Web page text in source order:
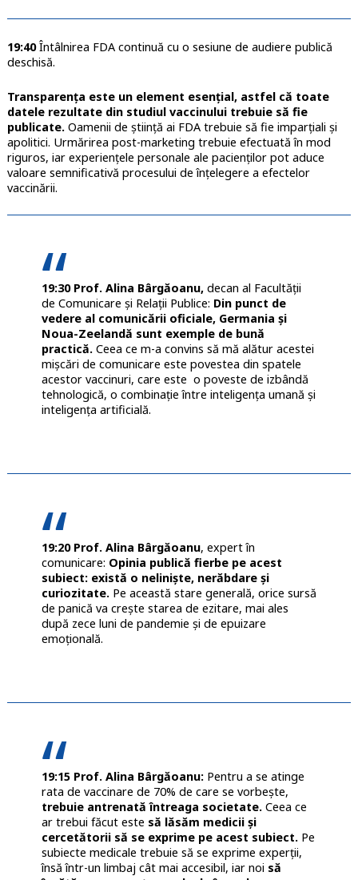
19:40Întâlnirea FDA continuă cu o sesiune de audiere publică
deschisă.
Transparența este un element esențial, astfel că toate
datele rezultate din studiul vaccinului trebuie să fie
publicate.Oamenii de știință ai FDA trebuie să fie imparțiali și
apolitici. Urmărirea post-marketing trebuie efectuată în mod
riguros, iar experiențele personale ale pacienților pot aduce
valoare semnificativă procesului de înțelegere a efectelor
vaccinării.
19:30 Prof. Alina Bârgăoanu,decan al Facultăţii
de Comunicare şi Relaţii Publice: Din punct de
vedere al comunicării oficiale, Germania și
Noua-Zeelandă sunt exemple de bună
practică.Ceea ce m-a convins să mă alătur acestei
mișcări de comunicare este povestea din spatele
acestor vaccinuri, care este o poveste de izbândă
tehnologică, o combinație între inteligența umană și
inteligența artificială.
19:20 Prof. Alina Bârgăoanu, expert în
comunicare: Opinia publică fierbe pe acest
subiect: există o neliniște, nerăbdare și
curiozitate.Pe această stare generală, orice sursă
de panică va crește starea de ezitare, mai ales
după zece luni de pandemie și de epuizare
emoțională.
19:15 Prof. Alina Bârgăoanu:Pentru a se atinge
rata de vaccinare de 70% de care se vorbește,
trebuie antrenată întreaga societate.Ceea ce
ar trebui făcut este să lăsăm medicii și
cercetătorii să se exprime pe acest subiect. Pe
subiecte medicale trebuie să se exprime experții,
însă într-un limbaj cât mai accesibil, iar noi să